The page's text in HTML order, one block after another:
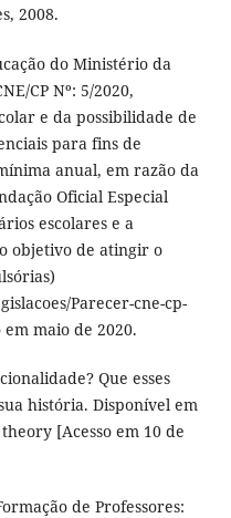
2008.
do Ministério da
CP Nº: 5/2020,
e da possibilidade de
para fins de
anual, em razão da
Oficial Especial
escolares e a
objetivo de atingir o
Parecer-cne-cp-
em maio de 2020.
Que esses
história. Disponível em
[Acesso em 10 de
de Professores: